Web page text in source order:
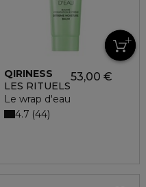
QIRINESS
LES RITUELS
Le wrap d'eau
53,00 €
4.7 44